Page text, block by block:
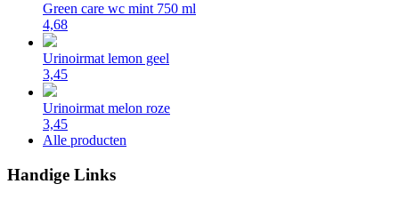
Green care wc mint 750 ml
4,68
Urinoirmat lemon geel
3,45
Urinoirmat melon roze
3,45
Alle producten
Handige Links